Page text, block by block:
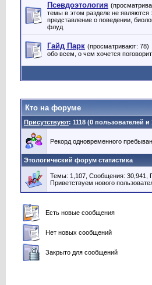
Псевдоэтология
темы в этом разделе не являются
представление о поведении,
флуд
Гайд Парк (просматривают: 78)
обо всем, о чем хочется
Кто на форуме
Присутствуют: 1118 (0 пользователей и
Рекорд одновременного
Этологический форум статистика
Темы: 1,107, Сообщения: 30,941,
Приветствуем нового
Есть новые сообщения
Нет новых сообщений
Закрыто для сообщений